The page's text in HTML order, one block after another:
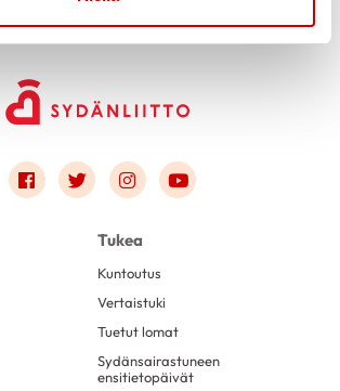
Link to facebook
Link to twitter
Link to instagram
Link to youtube
Tukea
Kuntoutus
Vertaistuki
Tuetut lomat
Sydänsairastuneen
ensitietopäivät